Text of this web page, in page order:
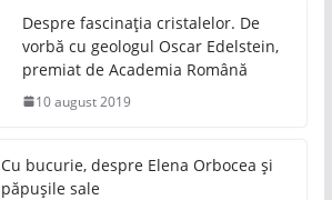
Despre fascinația cristalelor. De
vorbă cu geologul Oscar Edelstein,
premiat de Academia Română
10 august 2019
Cu bucurie, despre Elena Orbocea și
păpușile sale